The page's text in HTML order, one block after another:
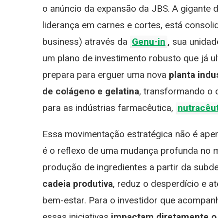
E
o anúncio da expansão da JBS. A
liderança em carnes e cortes, está
business) através da Genu-in , sua
um plano de investimento robusto que já
prepara para erguer uma nova planta
de colágeno e gelatina, transformando o
para as indústrias farmacêutica,
Essa movimentação estratégica não é
é o reflexo de uma mudança profunda no
produção de ingredientes a partir da
cadeia produtiva, reduz o desperdício e
bem-estar. Para o investidor que